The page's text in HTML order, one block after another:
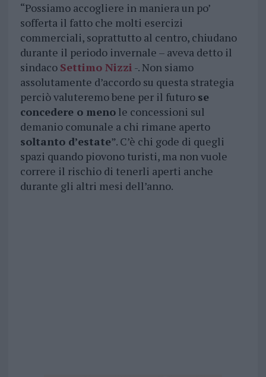
“Possiamo accogliere in maniera un po’
sofferta il fatto che molti esercizi
commerciali, soprattutto al centro, chiudano
durante il periodo invernale – aveva detto il
sindaco Settimo Nizzi -. Non siamo
assolutamente d’accordo su questa strategia
perciò valuteremo bene per il futuro se
concedere o menole concessioni sul
demanio comunale a chi rimane aperto
soltanto d’estate”. C’è chi gode di quegli
spazi quando piovono turisti, ma non vuole
correre il rischio di tenerli aperti anche
durante gli altri mesi dell’anno.